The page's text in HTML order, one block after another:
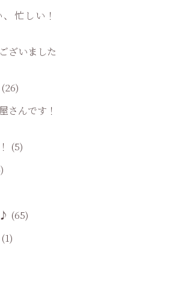
忙しい！
ざいました
(26)
さんです！
(5)
(65)
(1)